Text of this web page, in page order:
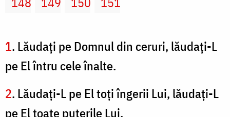
1. Lăudaţi pe Domnul din ceruri, lăudaţi-L
pe El întru cele înalte.
2. Lăudaţi-L pe El toţi îngerii Lui, lăudaţi-L
pe El toate puterile Lui.